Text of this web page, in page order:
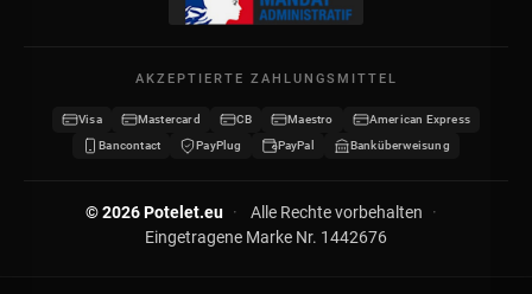
Meine Gutscheine
Wiederverkäufer werden
AKZEPTIERTE ZAHLUNGSMITTEL
Visa Mastercard CB Maestro
American Express
Bancontact
PayPlug PayPal Banküberweisung
© 2026 Potelet.eu · Alle Rechte vorbehalten
·
Eingetragene Marke Nr. 1442676